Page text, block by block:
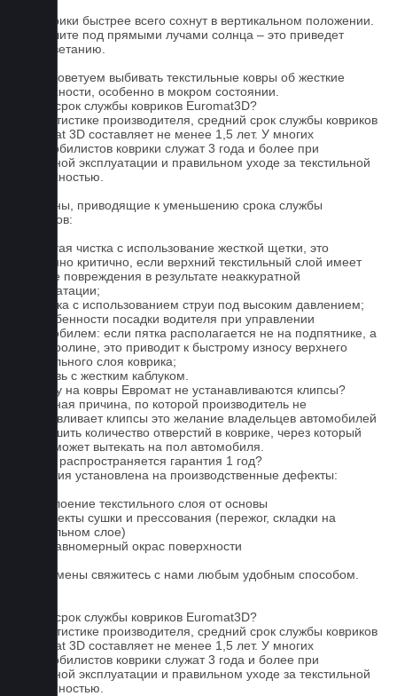
4. Коврики быстрее всего сохнут в вертикальном положении.
Не сушите под прямыми лучами солнца – это приведет
к выцветанию.
5. Не советуем выбивать текстильные ковры об жесткие
поверхности, особенно в мокром состоянии.
Какой срок службы ковриков Euromat3D?
По статистике производителя, средний срок службы ковриков
Euromat 3D составляет не менее 1,5 лет. У многих
автомобилистов коврики служат 3 года и более при
бережной эксплуатации и правильном уходе за текстильной
поверхностью.
Причины, приводящие к уменьшению срока службы
ковриков:
1. Частая чистка с использование жесткой щетки, это
особенно критично, если верхний текстильный слой имеет
мелкие повреждения в результате неаккуратной
эксплуатации;
2. Мойка с использованием струи под высоким давлением;
3. Особенности посадки водителя при управлении
автомобилем: если пятка располагается не на подпятнике, а
на ковролине, это приводит к быстрому износу верхнего
текстильного слоя коврика;
4. Обувь с жестким каблуком.
Почему на ковры Евромат не устанавливаются клипсы?
Основная причина, по которой производитель не
устанавливает клипсы это желание владельцев автомобилей
уменьшить количество отверстий в коврике, через который
влага может вытекать на пол автомобиля.
На что распространяется гарантия 1 год?
Гарантия установлена на производственные дефекты:
1. Отслоение текстильного слоя от основы
2. Дефекты сушки и прессования (пережог, складки на
текстильном слое)
3. Неравномерный окрас поверхности
Для замены свяжитесь с нами любым удобным способом.
Какой срок службы ковриков Euromat3D?
По статистике производителя, средний срок службы ковриков
Euromat 3D составляет не менее 1,5 лет. У многих
автомобилистов коврики служат 3 года и более при
бережной эксплуатации и правильном уходе за текстильной
поверхностью.